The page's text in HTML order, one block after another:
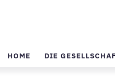
HOME DIE